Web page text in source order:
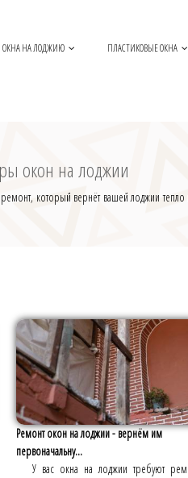
ОКНА НА ЛОДЖИЮ ПЛАСТИКОВЫЕ ОКНА
окон на лоджии
который вернёт вашей лоджии
Ремонт окон на лоджии - вернём им
первоначальну...
У вас окна на лоджии требуют